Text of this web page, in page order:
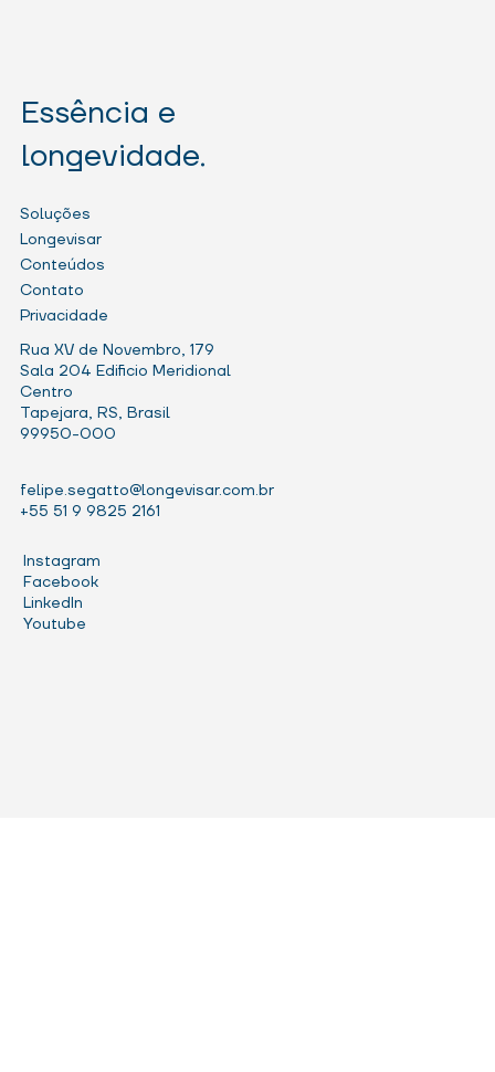
Conselho de Administração em
crescimento e a governança
Essência e
longevidade.
Rua XV de Novembro, 179
Sala 204 Edificio Meridional
Centro
Tapejara, RS, Brasil
99950-000
felipe.segatto@longevisar.com.br
+55 51 9 9825 2161
Instagram
Facebook
LinkedIn
Youtube
Soluções
Longevisar
Conteúdos
Contato
Privacidade